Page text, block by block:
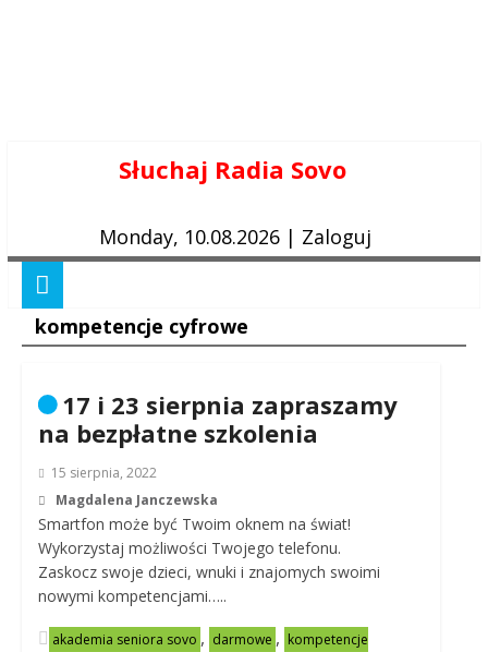
Słuchaj Radia Sovo
Monday, 10.08.2026 | Zaloguj
kompetencje cyfrowe
17 i 23 sierpnia zapraszamy
na bezpłatne szkolenia
15 sierpnia, 2022
Magdalena Janczewska
Smartfon może być Twoim oknem na świat!
Wykorzystaj możliwości Twojego telefonu.
Zaskocz swoje dzieci, wnuki i znajomych swoimi
nowymi kompetencjami…..
akademia seniora sovo , darmowe , kompetencje